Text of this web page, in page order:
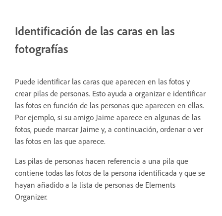
Identificación de las caras en las
fotografías
Puede identificar las caras que aparecen en las fotos y
crear pilas de personas. Esto ayuda a organizar e identificar
las fotos en función de las personas que aparecen en ellas.
Por ejemplo, si su amigo Jaime aparece en algunas de las
fotos, puede marcar Jaime y, a continuación, ordenar o ver
las fotos en las que aparece.
Las pilas de personas hacen referencia a una pila que
contiene todas las fotos de la persona identificada y que se
hayan añadido a la lista de personas de Elements
Organizer.